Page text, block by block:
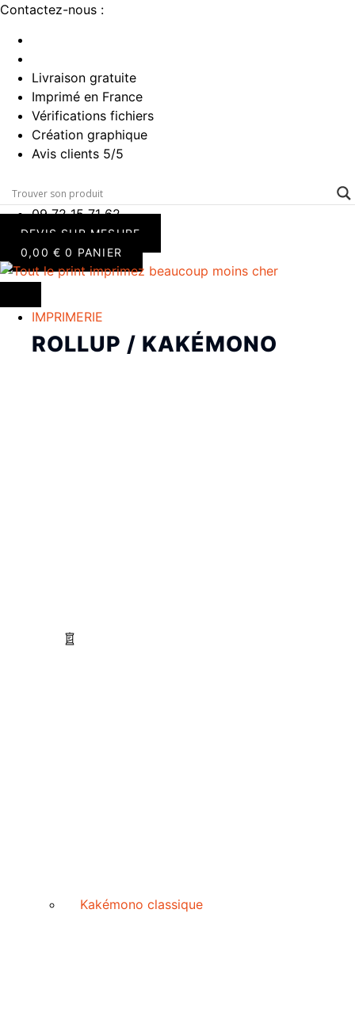
Aller
contenu
Contactez-nous :
Livraison gratuite
Imprimé en France
Vérifications fichiers
Création graphique
Avis clients 5/5
09 72 15 71 62
DEVIS SUR MESURE
0,00 € 0 PANIER
IMPRIMERIE
ROLLUP / KAKÉMONO
Kakémono classique